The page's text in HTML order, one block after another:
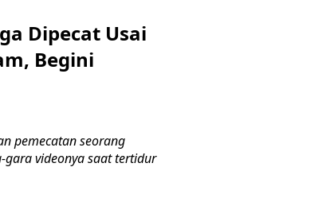
Dipecat Usai
Begini
pemecatan seorang
videonya saat tertidur